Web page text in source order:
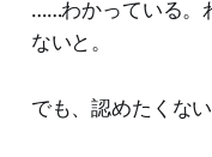
……わかっている。
ないと。
でも、認めたくない